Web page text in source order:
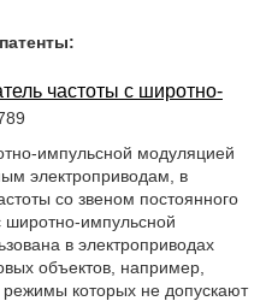
частоты с широтно-
импульсной модуляцией
электроприводам, в
со звеном постоянного
широтно-импульсной
в электроприводах
объектов, например,
режимы которых не допускают